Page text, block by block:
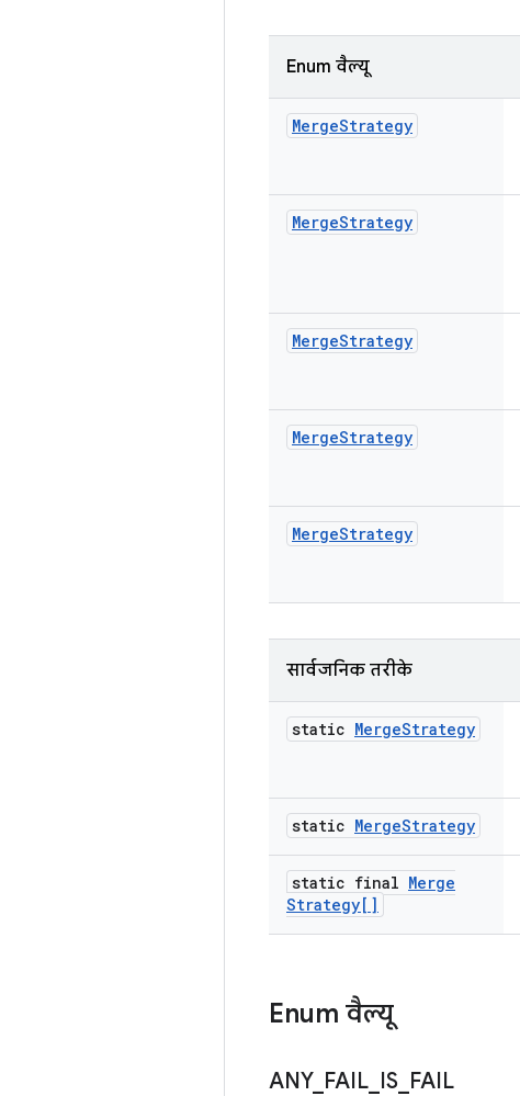
Enum वैल्यू
MergeStrategy
MergeStrategy
MergeStrategy
MergeStrategy
MergeStrategy
सार्वजनिक तरीके
static MergeStrategy
static MergeStrategy
static final Merge
Strategy[]
Enum वैल्यू
ANY_ FAIL IS FAIL